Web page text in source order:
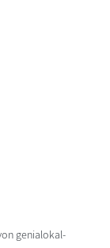
genialokal-